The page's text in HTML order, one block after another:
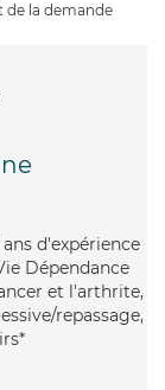
de la demande
d'expérience
Dépendance
et l'arthrite,
repassage,